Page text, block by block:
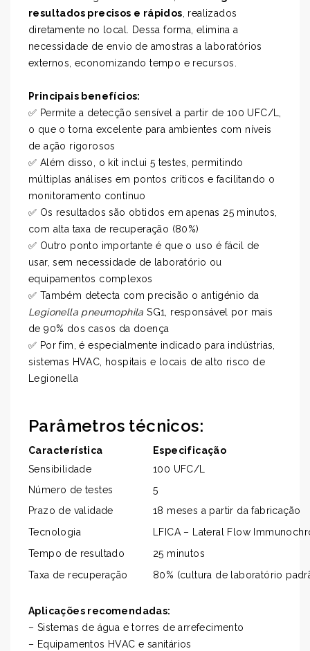
resultados precisos e rápidos , realizados
diretamente no local. Dessa forma, elimina a
necessidade de envio de amostras a laboratórios
externos, economizando tempo e recursos.
Principais benefícios:
✅ Permite a detecção sensível a partir de 100 UFC/L,
o que o torna excelente para ambientes com níveis
de ação rigorosos
✅ Além disso, o kit inclui 5 testes, permitindo
múltiplas análises em pontos críticos e facilitando o
monitoramento contínuo
✅ Os resultados são obtidos em apenas 25 minutos,
com alta taxa de recuperação (80%)
✅ Outro ponto importante é que o uso é fácil de
usar, sem necessidade de laboratório ou
equipamentos complexos
✅ Também detecta com precisão o antigénio da
Legionella pneumophila SG1, responsável por mais
de 90% dos casos da doença
✅ Por fim, é especialmente indicado para indústrias,
sistemas HVAC, hospitais e locais de alto risco de
Legionella
Parâmetros técnicos:
Característica
Especificação
Sensibilidade
100 UFC/L
Número de testes
5
Prazo de validade
18 meses a partir da fabricação
Tecnologia
LFICA – Lateral Flow
Tempo de resultado
25 minutos
Taxa de recuperação
80% (cultura de laboratório
Aplicações recomendadas:
– Sistemas de água e torres de arrefecimento
– Equipamentos HVAC e sanitários